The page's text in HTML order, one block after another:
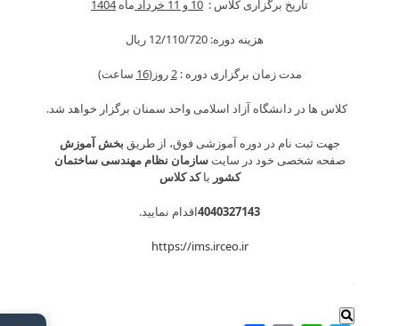
تاریخ برگزاری کلاس : 10 و 11 خرداد ماه1404
هزینه دوره: 12/110/720 ريال
مدت زمان برگزاری دوره :2روز(16 ساعت)
کلاس ها در دانشگاه آزاد اسلامی واحد سمنان برگزار خواهد شد.
جهت ثبت نام در دوره آموزشی فوق، از طریق بخش آموزش
صفحه شخصی خود در سایتسازمان نظام مهندسی ساختمان
کشور باکد کلاس
4040327143اقدام نمایید.
https://ims.irceo.ir
.